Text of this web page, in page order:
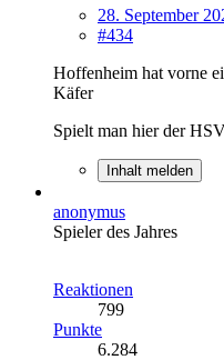
28. September
#434
Hoffenheim hat vorne
Käfer
Spielt man hier der
Inhalt melden
anonymus
Spieler des Jahres
Reaktionen
799
Punkte
6.284